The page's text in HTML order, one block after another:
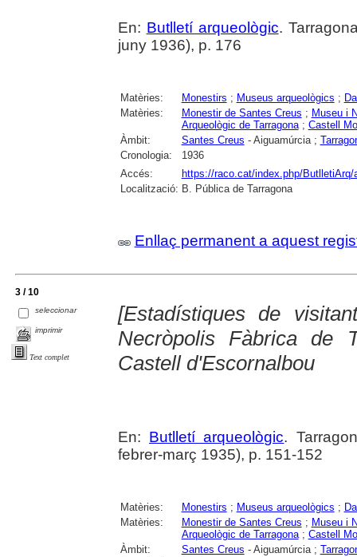
En: Butlletí arqueològic.
juny 1936), p. 176
Matèries: Monestirs ; Museus arqueològics ;
Matèries:
Monestir de Santes Creus ; Museu i
Arqueològic de Tarragona; Castell
Àmbit:
Santes Creus - Aiguamúrcia ;
Cronologia:
1936
Accés:
https://raco.cat/index.php/ButlletiArq/
Localització: B. Pública de Tarragona
Enllaç permanent a aquest
3 / 10
seleccionar
imprimir
Text complet
[Estadístiques de
Necròpolis Fàbrica de
Castell d'Escornalbou
En: Butlletí arqueològic.
febrer-març 1935), p. 151-152
Matèries: Monestirs ; Museus arqueològics ;
Matèries:
Monestir de Santes Creus ; Museu i
Arqueològic de Tarragona; Castell
Àmbit:
Santes Creus - Aiguamúrcia ;